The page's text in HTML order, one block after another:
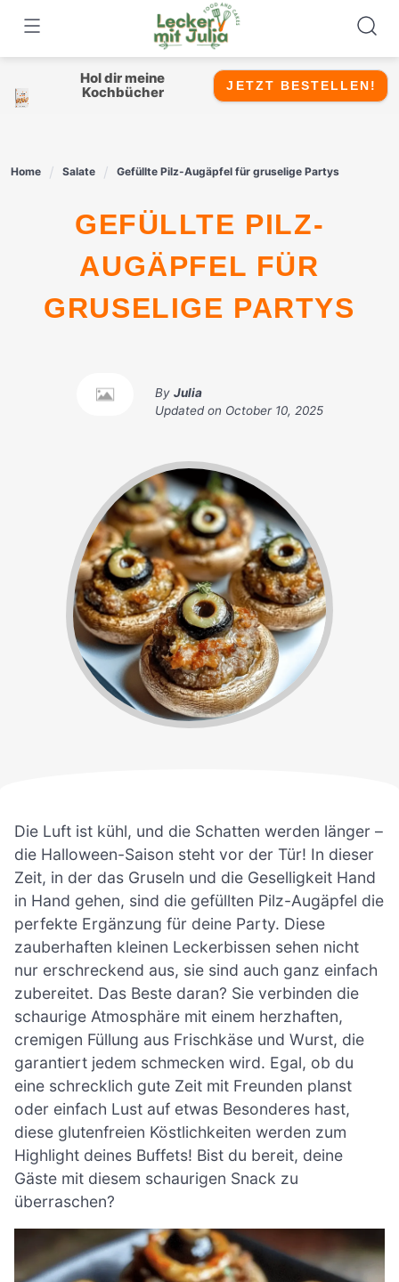
content
Hol dir meine
Kochbücher
JETZT BESTELLEN!
Home Salate Gefüllte Pilz-Augäpfel für gruselige Partys
GEFÜLLTE PILZ-
AUGÄPFEL FÜR
GRUSELIGE PARTYS
By Julia
Updated on October 10, 2025
Die Luft ist kühl, und die Schatten werden länger –
die Halloween-Saison steht vor der Tür! In dieser
Zeit, in der das Gruseln und die Geselligkeit Hand
in Hand gehen, sind die gefüllten Pilz-Augäpfel die
perfekte Ergänzung für deine Party. Diese
zauberhaften kleinen Leckerbissen sehen nicht
nur erschreckend aus, sie sind auch ganz einfach
zubereitet. Das Beste daran? Sie verbinden die
schaurige Atmosphäre mit einem herzhaften,
cremigen Füllung aus Frischkäse und Wurst, die
garantiert jedem schmecken wird. Egal, ob du
eine schrecklich gute Zeit mit Freunden planst
oder einfach Lust auf etwas Besonderes hast,
diese glutenfreien Köstlichkeiten werden zum
Highlight deines Buffets! Bist du bereit, deine
Gäste mit diesem schaurigen Snack zu
überraschen?